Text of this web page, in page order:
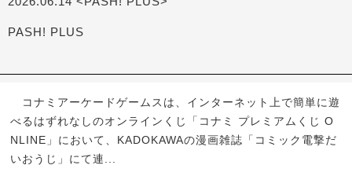
PASH! PLUS
コナミアーケードゲームスは、インターネット上で簡単に遊
べるはずれなしのオンラインくじ「コナミ プレミアムくじ O
NLINE」において、KADOKAWAの漫画雑誌「コミック電撃だ
いおうじ」にて連...